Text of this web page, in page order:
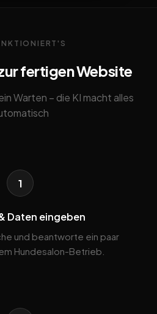
fertigen Website
Warten – die KI macht alles
1
Daten eingeben
und beantworte ein paar
Hundesalon-Betrieb.